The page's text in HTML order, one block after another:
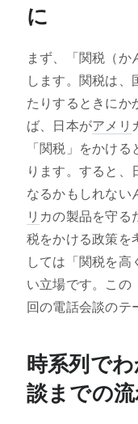
に
まず、「関税（か
します。関税は、
たりするときにか
ば、日本がアメリ
「関税」をかけ
ります。すると、
なるかもしれない
リ カの製品を守る
税をかける政策を
しては「関税を高
い立場です。この
回の電話会談のテ
時系列で
談までの